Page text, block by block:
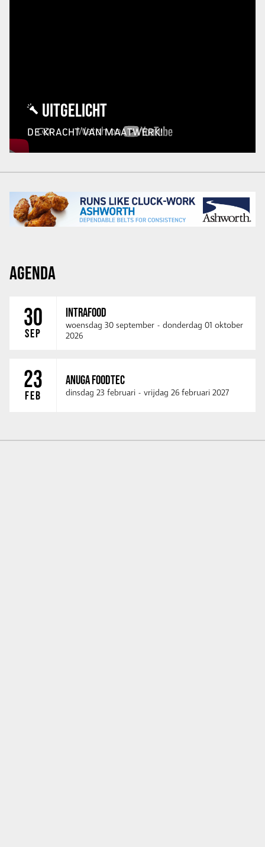
UITGELICHT
DE KRACHT VAN MAATWERK!
AGENDA
30
SEP
INTRAFOOD
woensdag 30 september - donderdag 01 oktober
2026
23
FEB
ANUGA FOODTEC
dinsdag 23 februari - vrijdag 26 februari 2027